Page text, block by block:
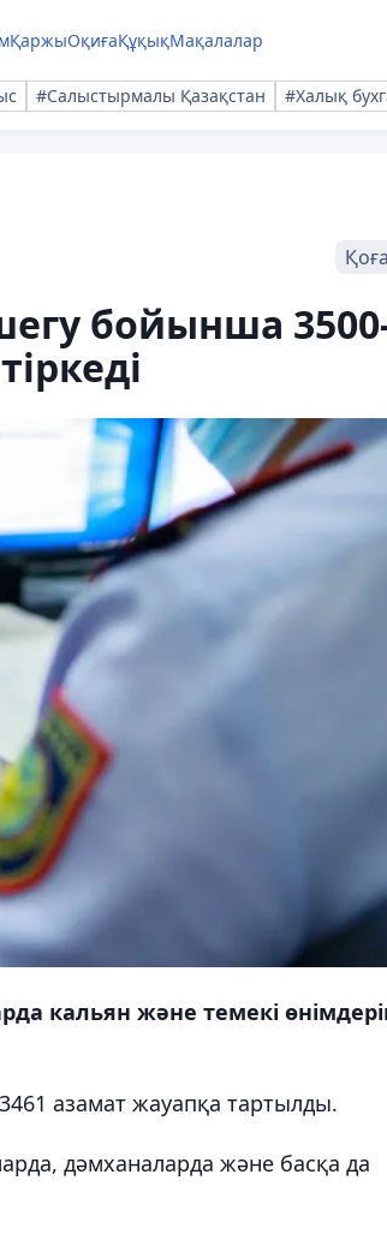
ҚаржыОқиғаҚұқықМақалалар
#Салыстырмалы Қазақстан #Халық
бойынша
кальян және темекі
азамат жауапқа тартылды.
дәмханаларда және басқа да